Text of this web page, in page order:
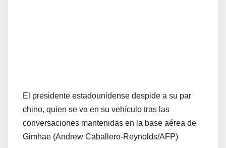
El presidente estadounidense despide a su par
chino, quien se va en su vehículo tras las
conversaciones mantenidas en la base aérea de
Gimhae (Andrew Caballero-Reynolds/AFP)